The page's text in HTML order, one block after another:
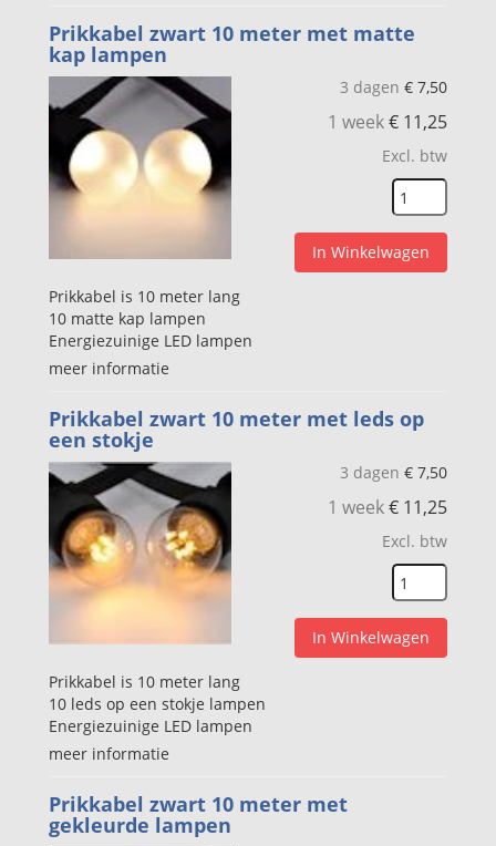
Prikkabel zwart 10 meter met matte
kap lampen
3 dagen € 7,50
1 week€ 11,25
Excl. btw
In Winkelwagen
Prikkabel is 10 meter lang
10 matte kap lampen
Energiezuinige LED lampen
meer informatie
Prikkabel zwart 10 meter met leds op
een stokje
3 dagen € 7,50
1 week€ 11,25
Excl. btw
In Winkelwagen
Prikkabel is 10 meter lang
10 leds op een stokje lampen
Energiezuinige LED lampen
meer informatie
Prikkabel zwart 10 meter met
gekleurde lampen